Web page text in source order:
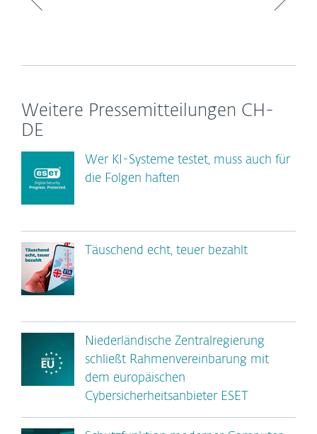
Weitere Pressemitteilungen CH-
DE
Wer KI-Systeme testet, muss auch für
die Folgen haften
Täuschend echt, teuer bezahlt
Niederländische Zentralregierung
schließt Rahmenvereinbarung mit
dem europäischen
Cybersicherheitsanbieter ESET